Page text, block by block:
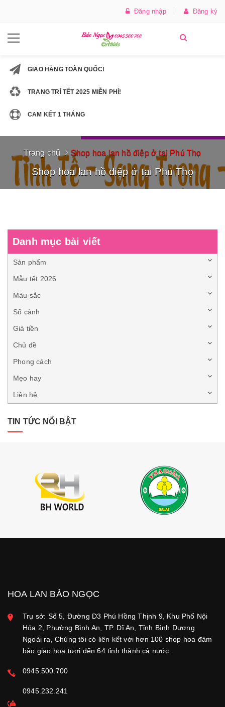
Đăng nhập Đăng ký
GIAO HÀNG TOÀN QUỐC!
TRANG TRÍ TẾT 2025 MIỄN PHÍ!
CAM KẾT 1 THÁNG
Trang chủ Shop hoa lan hồ điệp ở tại Phú Thọ
Shop hoa lan hồ điệp ở tại Phú Thọ
Danh mục bài viết
Sản phẩm
Mẫu tết 2026
Màu sắc
Số cành
Giá tiền
Chủ đề
Phong cách
Mẹo hay
Liên hệ
TIN TỨC NỔI BẬT
HOA LAN BẢO NGỌC
Trụ sở: Số 5, Đường D3 Phú Hồng Thịnh 9, Khu Phố Nội
Hóa 2, Phường Bình An, TP. Dĩ An, Tỉnh Bình Dương
Ngoài ra, Chúng tôi có liên kết với hơn 100 shop hoa đảm
bảo giao hoa tươi đến 64 tỉnh thành cả nước.
0945.500.700
0945.232.241